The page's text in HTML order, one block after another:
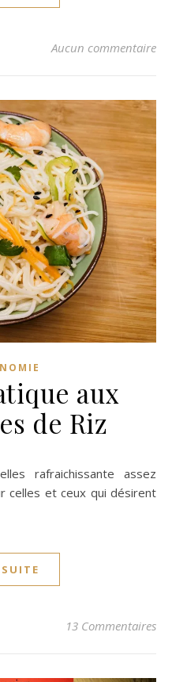
Aucun commentaire
aux
de Riz
celles et ceux qui désirent
13 Commentaires